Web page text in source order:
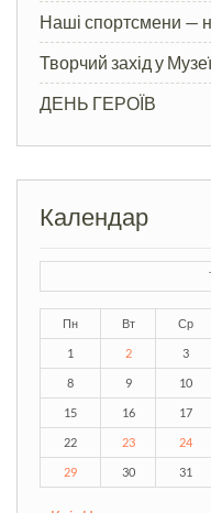
Наші спортсмени —
Творчий захід у
ДЕНЬ ГЕРОЇВ
Календар
Пн Вт Ср
1 2 3
8 9 10
15 16 17
22 23 24
29 30 31